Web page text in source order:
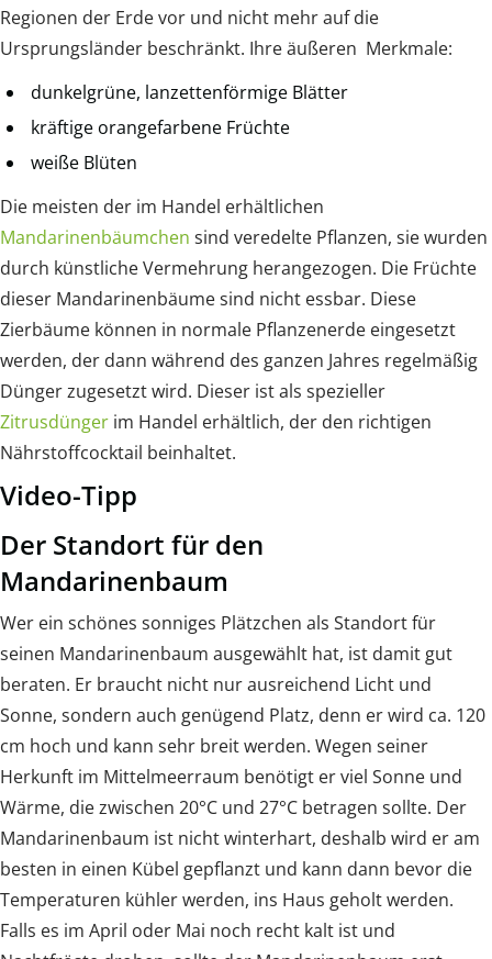
Regionen der Erde vor und nicht mehr auf die
Ursprungsländer beschränkt. Ihre äußeren Merkmale:
dunkelgrüne, lanzettenförmige Blätter
kräftige orangefarbene Früchte
weiße Blüten
Die meisten der im Handel erhältlichen
Mandarinenbäumchen sind veredelte Pflanzen, sie wurden
durch künstliche Vermehrung herangezogen. Die Früchte
dieser Mandarinenbäume sind nicht essbar. Diese
Zierbäume können in normale Pflanzenerde eingesetzt
werden, der dann während des ganzen Jahres regelmäßig
Dünger zugesetzt wird. Dieser ist als spezieller
Zitrusdünger im Handel erhältlich, der den richtigen
Nährstoffcocktail beinhaltet.
Video-Tipp
Der Standort für den
Mandarinenbaum
Wer ein schönes sonniges Plätzchen als Standort für
seinen Mandarinenbaum ausgewählt hat, ist damit gut
beraten. Er braucht nicht nur ausreichend Licht und
Sonne, sondern auch genügend Platz, denn er wird ca. 120
cm hoch und kann sehr breit werden. Wegen seiner
Herkunft im Mittelmeerraum benötigt er viel Sonne und
Wärme, die zwischen 20°C und 27°C betragen sollte. Der
Mandarinenbaum ist nicht winterhart, deshalb wird er am
besten in einen Kübel gepflanzt und kann dann bevor die
Temperaturen kühler werden, ins Haus geholt werden.
Falls es im April oder Mai noch recht kalt ist und